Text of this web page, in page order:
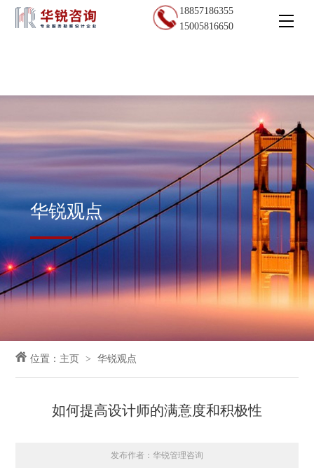
18857186355
15005816650
华锐观点
位置： 主页 华锐观点
如何提高设计师的满意度和积极性
发布作者：华锐管理咨询